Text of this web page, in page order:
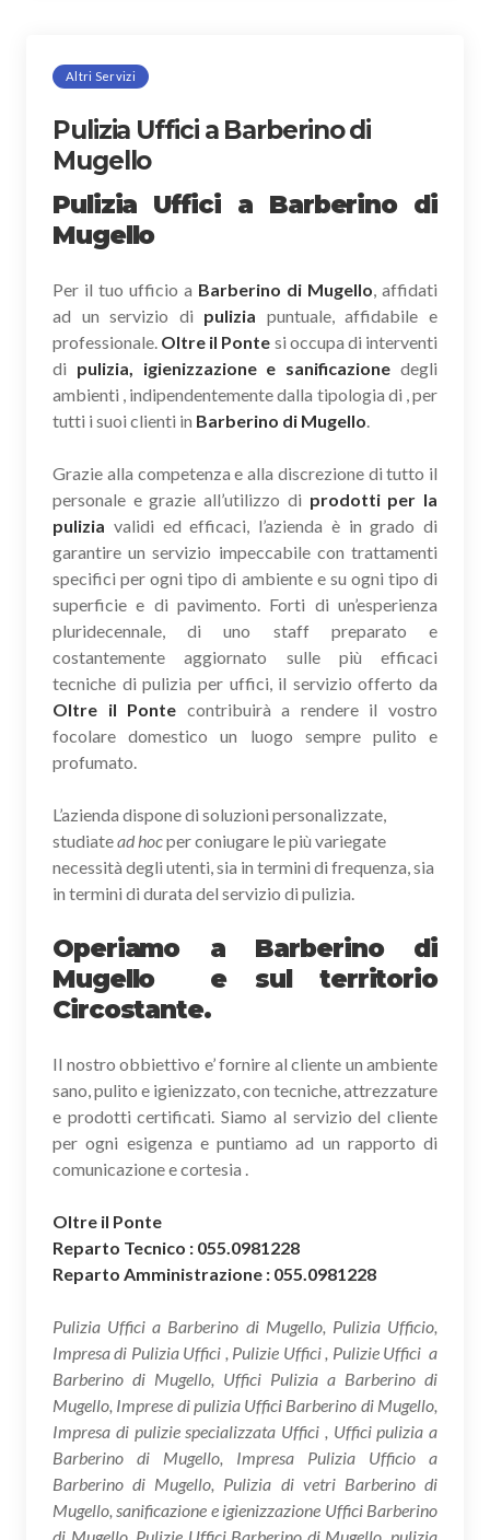
Altri Servizi
Pulizia Uffici a Barberino di
Mugello
Pulizia Uffici a Barberino di
Mugello
Per il tuo ufficio a Barberino di Mugello, affidati
ad un servizio di pulizia puntuale, affidabile e
professionale. Oltre il Ponte si occupa di interventi
di pulizia, igienizzazione e sanificazione degli
ambienti , indipendentemente dalla tipologia di , per
tutti i suoi clienti in Barberino di Mugello.
Grazie alla competenza e alla discrezione di tutto il
personale e grazie all’utilizzo di prodotti per la
pulizia validi ed efficaci, l’azienda è in grado di
garantire un servizio impeccabile con trattamenti
specifici per ogni tipo di ambiente e su ogni tipo di
superficie e di pavimento. Forti di un’esperienza
pluridecennale, di uno staff preparato e
costantemente aggiornato sulle più efficaci
tecniche di pulizia per uffici, il servizio offerto da
Oltre il Ponte contribuirà a rendere il vostro
focolare domestico un luogo sempre pulito e
profumato.
L’azienda dispone di soluzioni personalizzate,
studiatead hocper coniugare le più variegate
necessità degli utenti, sia in termini di frequenza, sia
in termini di durata del servizio di pulizia.
Operiamo a Barberino di
Mugello e sul territorio
Circostante.
Il nostro obbiettivo e’ fornire al cliente un ambiente
sano, pulito e igienizzato, con tecniche, attrezzature
e prodotti certificati. Siamo al servizio del cliente
per ogni esigenza e puntiamo ad un rapporto di
comunicazione e cortesia .
Oltre il Ponte
Reparto Tecnico : 055.0981228
Reparto Amministrazione : 055.0981228
Pulizia Uffici a Barberino di Mugello, Pulizia Ufficio,
Impresa di Pulizia Uffici , Pulizie Uffici , Pulizie Uffici a
Barberino di Mugello, Uffici Pulizia a Barberino di
Mugello, Imprese di pulizia Uffici Barberino di Mugello,
Impresa di pulizie specializzata Uffici , Uffici pulizia a
Barberino di Mugello, Impresa Pulizia Ufficio a
Barberino di Mugello, Pulizia di vetri Barberino di
Mugello, sanificazione e igienizzazione Uffici Barberino